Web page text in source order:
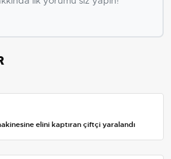
elini kaptıran çiftçi yaralandı